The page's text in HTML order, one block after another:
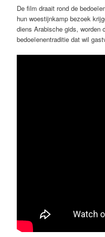
De film draait rond de
hun woestijnkamp bezoek
diens Arabische gids, worden
bedoeïenentraditie dat wil